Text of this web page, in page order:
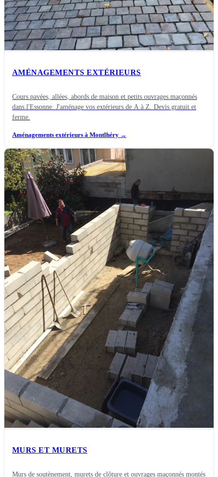
AMÉNAGEMENTS EXTÉRIEURS
Cours pavées, allées, abords de maison et petits ouvrages maçonnés
dans l'Essonne. J'aménage vos extérieurs de A à Z. Devis gratuit et
ferme.
Aménagements extérieurs à Montlhéry →
MURS ET MURETS
Murs de soutènement, murets de clôture et ouvrages maçonnés montés